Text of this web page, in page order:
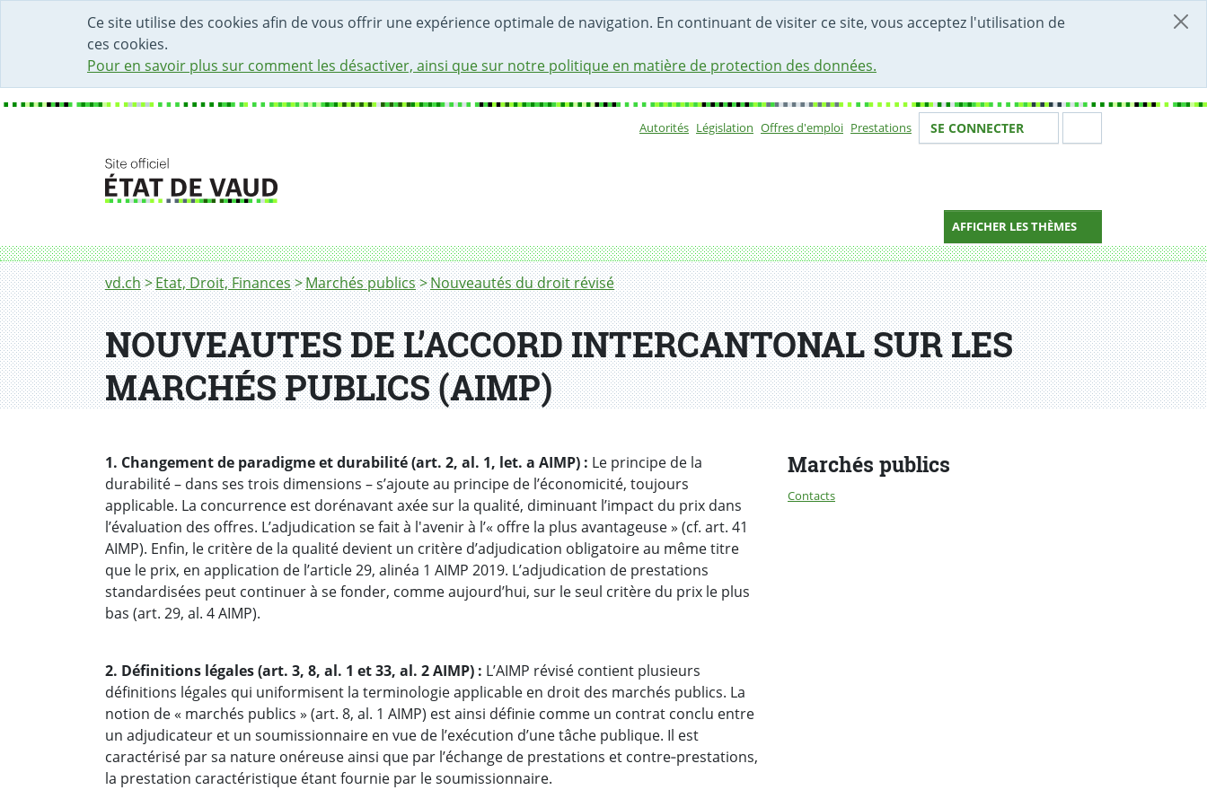
Ce site utilise des cookies afin de vous offrir une expérience optimale de navigation. En continuant de visiter ce site, vous acceptez l'utilisation de
ces cookies.
Pour en savoir plus sur comment les désactiver, ainsi que sur notre politique en matière de protection des données.
DÉBUT DU CONTENU DE LA PAGE
ACCÈS AU CHAMP DE RECHERCHE
PAGE D'ACCUEIL
FORMULAIRE DE CONTACT
Autorités Législation Offres d'emploi Prestations Votre identité
SE CONNECTER
AFFICHER LES THÈMES
Fil d'Ariane
vd.ch Etat, Droit, Finances Marchés publics Nouveautés du droit révisé
NOUVEAUTES DE L’ACCORD INTERCANTONAL SUR LES MARCHÉS PUBLICS (AIMP)
NOUVEAUTES DE L’ACCORD INTERCANTONAL SUR LES
MARCHÉS PUBLICS (AIMP)
1. Changement de paradigme et durabilité (art. 2, al. 1, let. a AIMP) : Le principe de la
durabilité – dans ses trois dimensions – s’ajoute au principe de l’économicité, toujours
applicable. La concurrence est dorénavant axée sur la qualité, diminuant l’impact du prix dans
l’évaluation des offres. L’adjudication se fait à l'avenir à l’« offre la plus avantageuse » (cf. art. 41
AIMP). Enfin, le critère de la qualité devient un critère d’adjudication obligatoire au même titre
que le prix, en application de l’article 29, alinéa 1 AIMP 2019. L’adjudication de prestations
standardisées peut continuer à se fonder, comme aujourd’hui, sur le seul critère du prix le plus
bas (art. 29, al. 4 AIMP).
2. Définitions légales (art. 3, 8, al. 1 et 33, al. 2 AIMP) : L’AIMP révisé contient plusieurs
définitions légales qui uniformisent la terminologie applicable en droit des marchés publics. La
notion de « marchés publics » (art. 8, al. 1 AIMP) est ainsi définie comme un contrat conclu entre
un adjudicateur et un soumissionnaire en vue de l’exécution d’une tâche publique. Il est
caractérisé par sa nature onéreuse ainsi que par l’échange de prestations et contre‐prestations,
la prestation caractéristique étant fournie par le soumissionnaire.
Marchés publics
Contacts